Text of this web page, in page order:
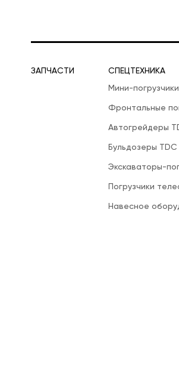
ЗАПЧАСТИ
СПЕЦТЕХНИКА
Мини-
Фронтальные
Автогрейдеры
Бульдозеры TDC
Экскаваторы-
Погрузчики
Навесное